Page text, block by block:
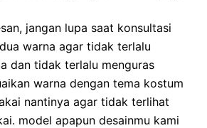
jangan lupa saat konsultasi
warna agar tidak terlalu
dan tidak terlalu menguras
warna dengan tema kostum
nantinya agar tidak terlihat
model apapun desainmu kami